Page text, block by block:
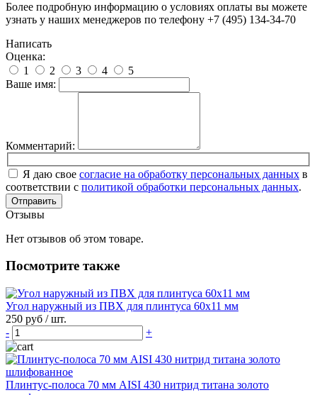
Более подробную информацию о условиях оплаты вы можете
узнать у наших менеджеров по телефону +7 (495) 134-34-70
Написать
Оценка:
1
2 3 4
5
Ваше имя:
Комментарий:
Я даю свое согласие на обработку персональных данных в
соответствии с политикой обработки персональных данных.
Отправить
Отзывы
Нет отзывов об этом товаре.
Посмотрите также
Угол наружный из ПВХ для плинтуса 60х11 мм
250 руб / шт.
-
+
Плинтус-полоса 70 мм AISI 430 нитрид титана золото